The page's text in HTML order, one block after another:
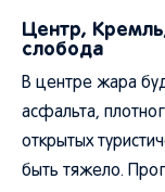
Центр,
слобода
В центре жара
асфальта,
открытых
быть тяжело.